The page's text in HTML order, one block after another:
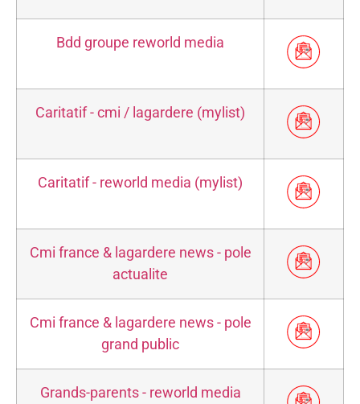
Bdd groupe reworld media
Caritatif - cmi / lagardere (mylist)
Caritatif - reworld media (mylist)
Cmi france & lagardere news - pole
actualite
Cmi france & lagardere news - pole
grand public
Grands-parents - reworld media